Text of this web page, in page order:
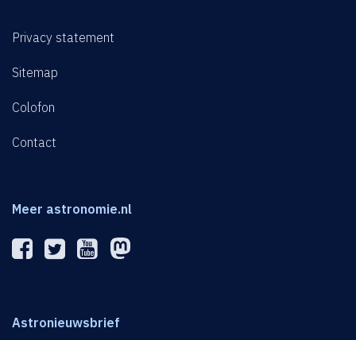
Privacy statement
Sitemap
Colofon
Contact
Meer astronomie.nl
Astronieuwsbrief